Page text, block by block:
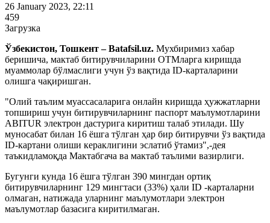
26 January 2023, 22:11
459
Загрузка
Ўзбекистон, Тошкент – Batafsil.uz. Мухбиримиз хабар
беришича, мактаб битирувчиларини ОТМларга киришда
муаммолар бўлмаслиги учун ўз вақтида ID-карталарини
олишга чақиришган.
"Олий таълим муассасаларига онлайн киришда ҳужжатларни
топшириш учун битирувчиларнинг паспорт маълумотларини
ABITUR электрон дастурига киритиш талаб этилади. Шу
муносабат билан 16 ёшга тўлган ҳар бир битирувчи ўз вақтида
ID-картани олиши кераклигини эслатиб ўтамиз",-дея
таъкидламоқда Мактабгача ва мактаб таълими вазирлиги.
Бугунги кунда 16 ёшга тўлган 390 мингдан ортиқ
битирувчиларнинг 129 мингтаси (33%) ҳали ID -карталарни
олмаган, натижада уларнинг маълумотлари электрон
маълумотлар базасига киритилмаган.